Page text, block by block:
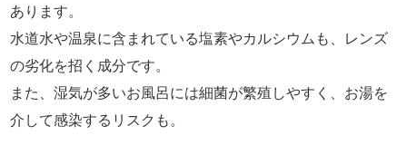
あります。
水道水や温泉に含まれている塩素やカルシウムも、レンズ
の劣化を招く成分です。
また、湿気が多いお風呂には細菌が繁殖しやすく、お湯を
介して感染するリスクも。